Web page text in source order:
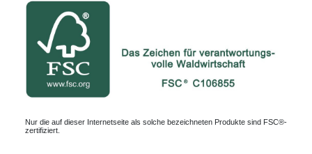
Nur die auf dieser Internetseite als solche bezeichneten Produkte sind FSC®-
zertifiziert.